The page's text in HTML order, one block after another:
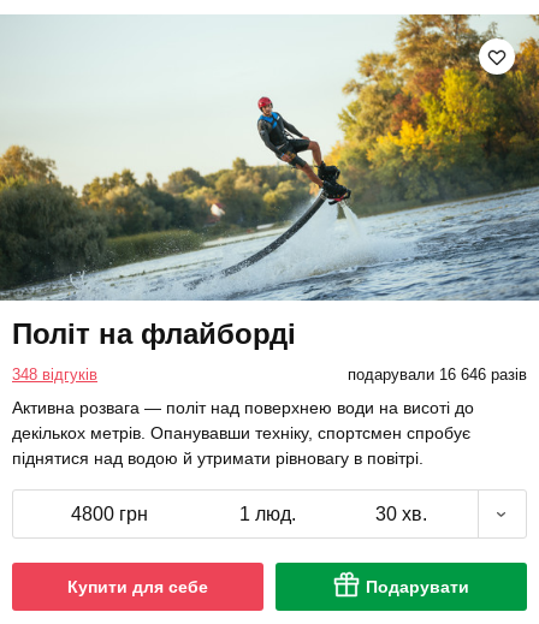
Політ на флайборді
348 відгуків подарували 16 646 разів
Активна розвага — політ над поверхнею води на висоті до
декількох метрів. Опанувавши техніку, спортсмен спробує
піднятися над водою й утримати рівновагу в повітрі.
4800 грн 1 люд. 30 хв.
Купити для себе Подарувати